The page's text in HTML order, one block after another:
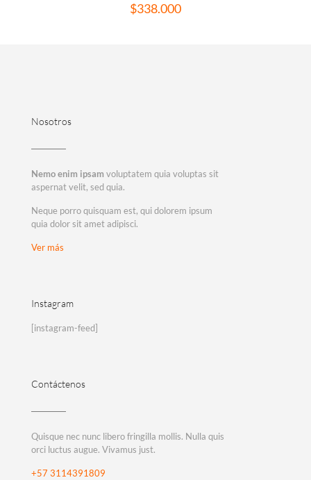
$338.000
Nosotros
Nemo enim ipsam voluptatem quia voluptas sit
aspernat velit, sed quia.
Neque porro quisquam est, qui dolorem ipsum
quia dolor sit amet adipisci.
Ver más
Instagram
[instagram-feed]
Contáctenos
Quisque nec nunc libero fringilla mollis. Nulla quis
orci luctus augue. Vivamus just.
+57 3114391809